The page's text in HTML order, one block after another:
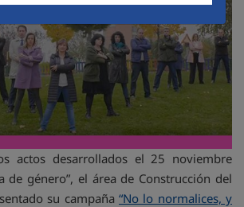
actos desarrollados el 25 noviembre
de género”, el área de Construcción del
su campaña “No lo normalices, y